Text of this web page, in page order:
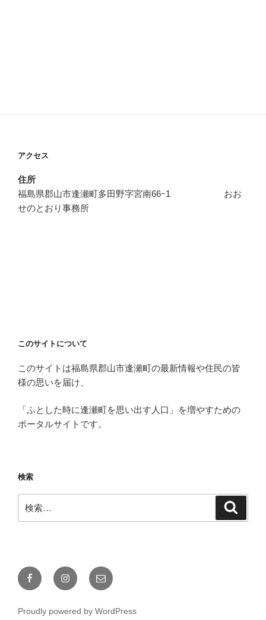
アクセス
住所
福島県郡山市逢瀬町多田野字宮南66ｰ1 おお
せのとおり事務所
このサイトについて
このサイトは福島県郡山市逢瀬町の最新情報や住民の皆
様の思いを届け、
「ふとした時に逢瀬町を思い出す人口」を増やすための
ポータルサイトです。
検索
索:
FacebookInstagramメ
ー
Proudly powered by WordPress